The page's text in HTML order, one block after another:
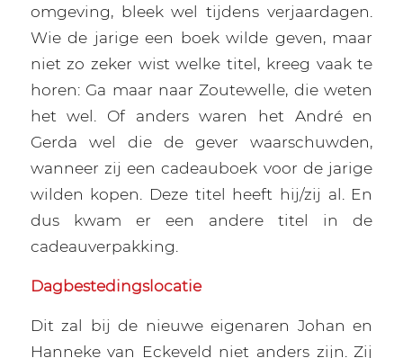
omgeving, bleek wel tijdens verjaardagen.
Wie de jarige een boek wilde geven, maar
niet zo zeker wist welke titel, kreeg vaak te
horen: Ga maar naar Zoutewelle, die weten
het wel. Of anders waren het André en
Gerda wel die de gever waarschuwden,
wanneer zij een cadeauboek voor de jarige
wilden kopen. Deze titel heeft hij/zij al. En
dus kwam er een andere titel in de
cadeauverpakking.
Dagbestedingslocatie
Dit zal bij de nieuwe eigenaren Johan en
Hanneke van Eckeveld niet anders zijn. Zij